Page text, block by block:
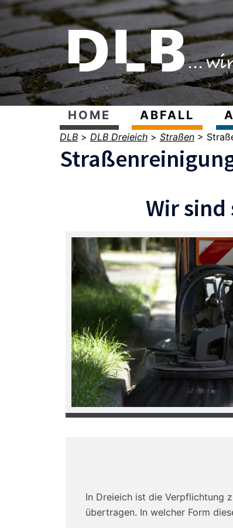
HOME ABFALL
DLB > DLB Dreieich > Straßen >
Wir
In Dreieich ist die Verpflichtung
übertragen. In welcher Form